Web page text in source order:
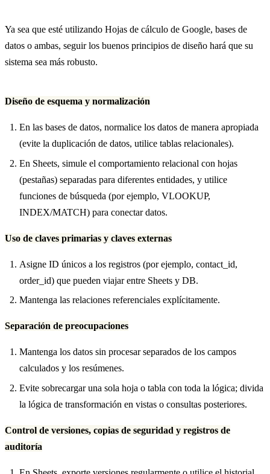
Ya sea que esté utilizando Hojas de cálculo de Google, bases de
datos o ambas, seguir los buenos principios de diseño hará que su
sistema sea más robusto.
Diseño de esquema y normalización
En las bases de datos, normalice los datos de manera apropiada
(evite la duplicación de datos, utilice tablas relacionales).
En Sheets, simule el comportamiento relacional con hojas
(pestañas) separadas para diferentes entidades, y utilice
funciones de búsqueda (por ejemplo, VLOOKUP,
INDEX/MATCH) para conectar datos.
Uso de claves primarias y claves externas
Asigne ID únicos a los registros (por ejemplo, contact_id,
order_id) que pueden viajar entre Sheets y DB.
Mantenga las relaciones referenciales explícitamente.
Separación de preocupaciones
Mantenga los datos sin procesar separados de los campos
calculados y los resúmenes.
Evite sobrecargar una sola hoja o tabla con toda la lógica; divida
la lógica de transformación en vistas o consultas posteriores.
Control de versiones, copias de seguridad y registros de
auditoría